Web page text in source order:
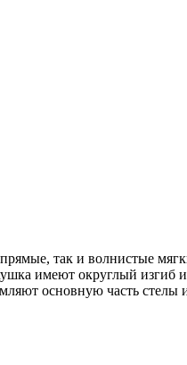
так и волнистые
имеют округлый изгиб
основную часть